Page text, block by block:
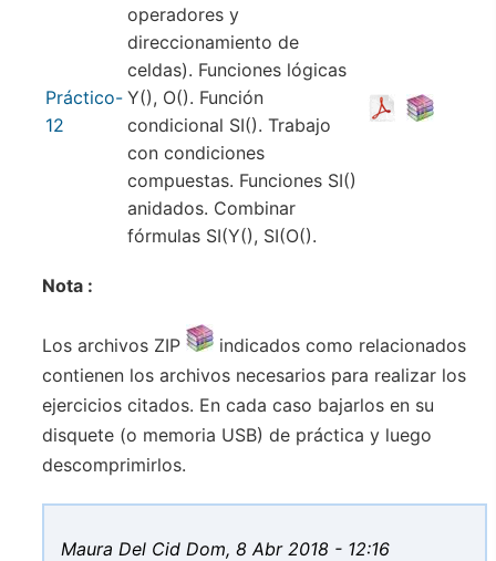
Práctico-
12
operadores y
direccionamiento de
celdas). Funciones lógicas
Y(), O(). Función
condicional SI(). Trabajo
con condiciones
compuestas. Funciones SI()
anidados. Combinar
fórmulas SI(Y(), SI(O().
Nota :
Los archivos ZIP
indicados como relacionados
contienen los archivos necesarios para realizar los
ejercicios citados. En cada caso bajarlos en su
disquete (o memoria USB) de práctica y luego
descomprimirlos.
Maura Del Cid Dom, 8 Abr 2018 - 12:16